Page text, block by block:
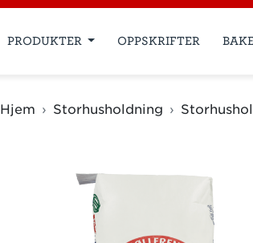
PRODUKTER OPPSKRIFTER
Hjem Storhusholdning